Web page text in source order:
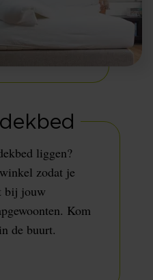
liggen?
zodat je
bij jouw
Kom
de buurt.